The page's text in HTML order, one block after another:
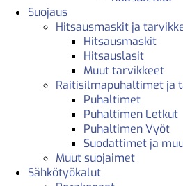
Suojaus
Hitsausmaskit ja
Hitsausmaskit
Hitsauslasit
Muut tarvikkeet
Raitisilmapuhaltimet ja
Puhaltimet
Puhaltimen Letkut
Puhaltimen Vyöt
Suodattimet ja
Muut suojaimet
Sähkötyökalut